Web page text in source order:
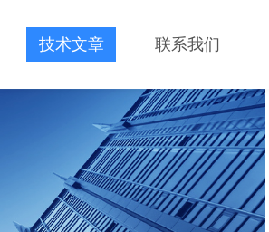
技术文章 联系我们